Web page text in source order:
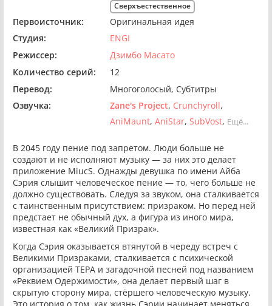
Сверхъестественное
Первоисточник:
Оригинальная идея
Студия:
ENGI
Режиссер:
Дзимбо Масато
Количество серий:
12
Перевод:
Многоголосый Субтитры
Озвучка:
Zane's Project Crunchyroll
AniMaunt AniStar SubVost Ещё...
В 2045 году пение под запретом. Люди больше не
создают и не исполняют музыку — за них это делает
приложение MiucS. Однажды девушка по имени Айба
Сэрия слышит человеческое пение — то, чего больше не
должно существовать. Следуя за звуком, она сталкивается
с таинственным присутствием: призраком. Но перед ней
предстает не обычный дух, а фигура из иного мира,
известная как «Великий Призрак».
Когда Сэрия оказывается втянутой в череду встреч с
Великими Призраками, сталкивается с психической
организацией ТЕРА и загадочной песней под названием
«Реквием Одержимости», она делает первый шаг в
скрытую сторону мира, стёршего человеческую музыку.